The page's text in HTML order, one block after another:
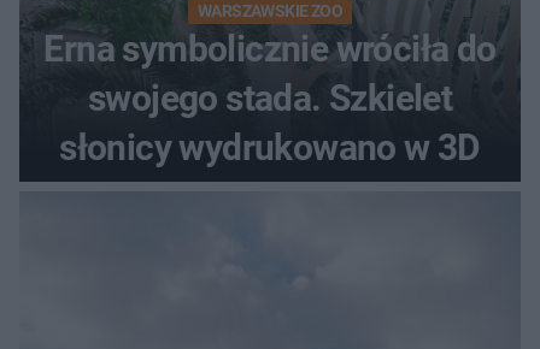
WARSZAWSKIE ZOO
Erna symbolicznie wróciła do
swojego stada. Szkielet
słonicy wydrukowano w 3D